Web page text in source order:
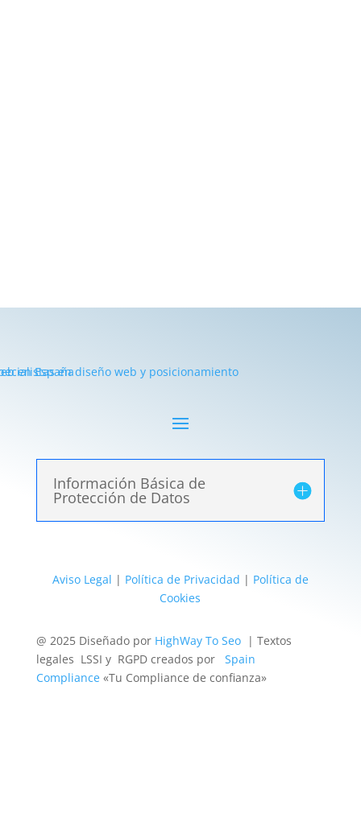
Información Básica de
Protección de Datos
Aviso Legal | Política de Privacidad | Política de
Cookies
@ 2025 Diseñado por HighWay To Seo| Textos
legales LSSI y RGPD creados por Spain
Compliance«Tu Compliance de confianza»